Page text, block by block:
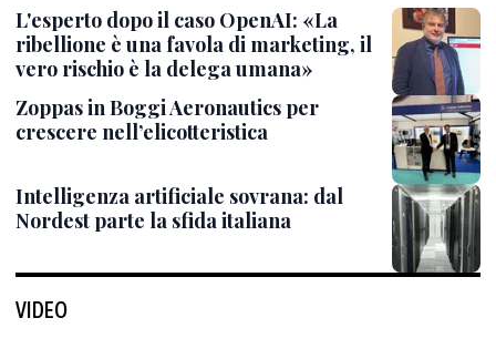
L'esperto dopo il caso OpenAI: «La
ribellione è una favola di marketing, il
vero rischio è la delega umana»
Zoppas in Boggi Aeronautics per
crescere nell’elicotteristica
Intelligenza artificiale sovrana: dal
Nordest parte la sfida italiana
VIDEO